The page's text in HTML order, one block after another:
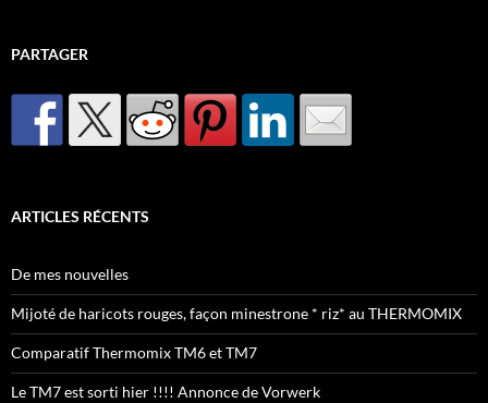
PARTAGER
ARTICLES RÉCENTS
De mes nouvelles
Mijoté de haricots rouges, façon minestrone * riz* au THERMOMIX
Comparatif Thermomix TM6 et TM7
Le TM7 est sorti hier !!!! Annonce de Vorwerk